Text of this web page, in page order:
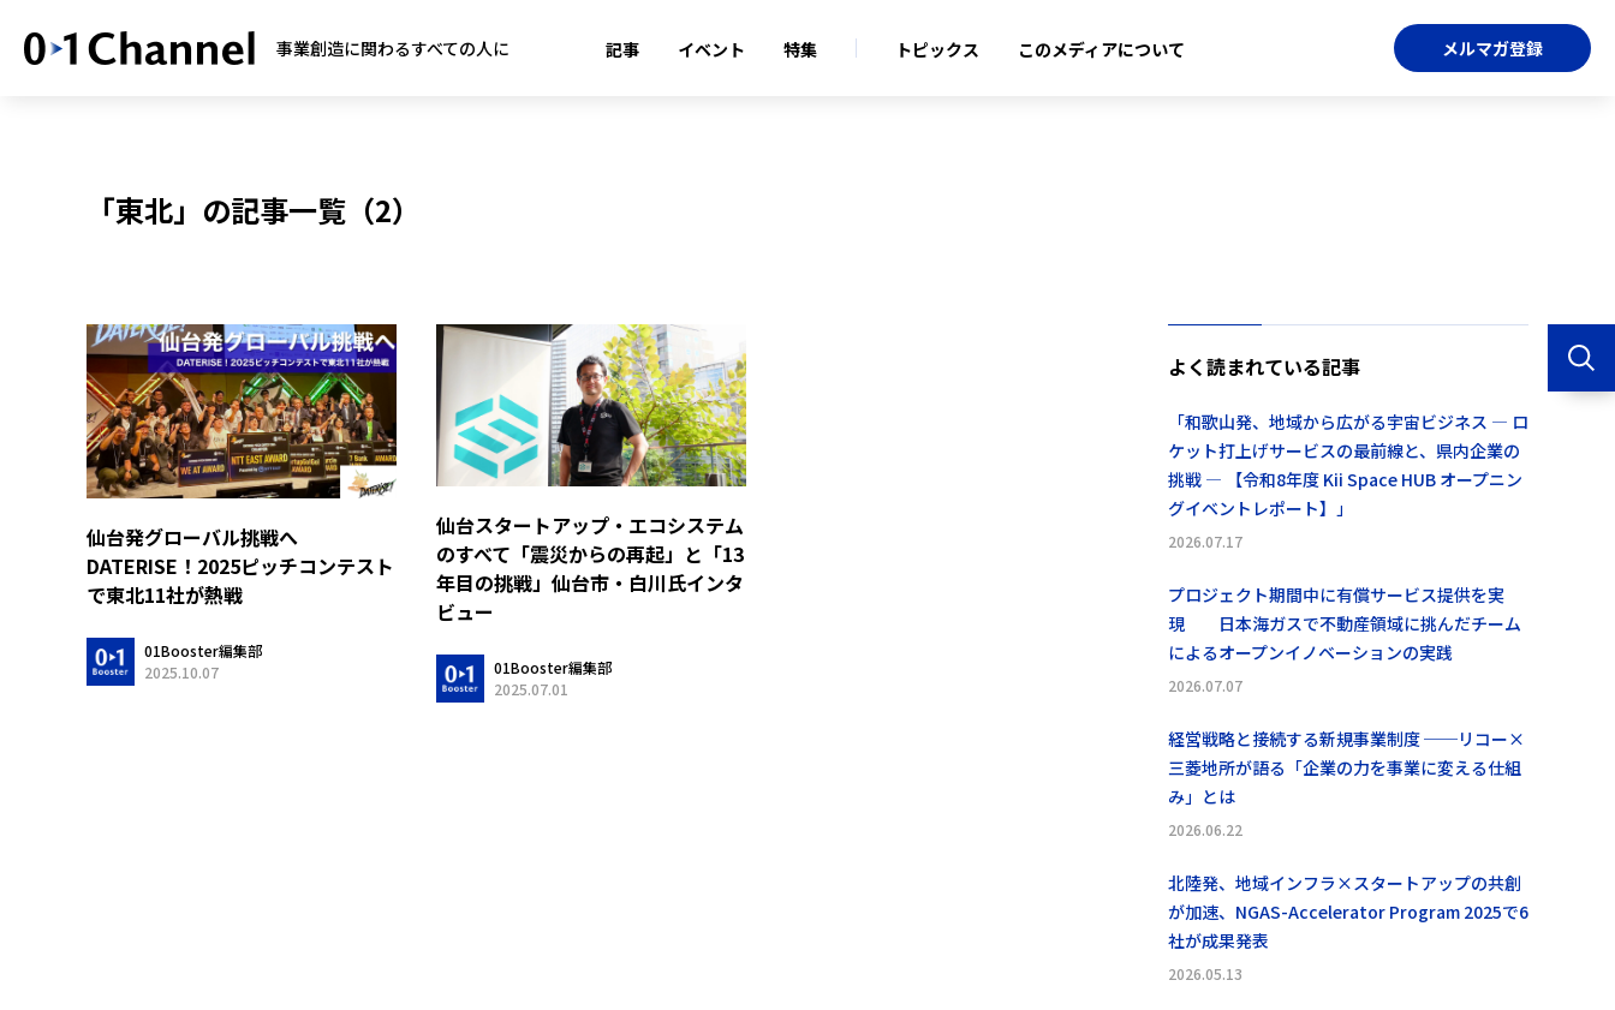
事業創造に関わるすべての人に 記事 イベント 特集 トピックス このメディアについて メルマガ登録
「東北」の記事一覧（2）
仙台発グローバル挑戦へ
DATERISE！2025ピッチコンテスト
で東北11社が熱戦
01Booster編集部
2025.10.07
仙台スタートアップ・エコシステム
のすべて「震災からの再起」と「13
年目の挑戦」仙台市・白川氏インタ
ビュー
01Booster編集部
2025.07.01
よく読まれている記事
「和歌山発、地域から広がる宇宙ビジネス ― ロ
ケット打上げサービスの最前線と、県内企業の
挑戦 ― 【令和8年度 Kii Space HUB オープニン
グイベントレポート】」
2026.07.17
プロジェクト期間中に有償サービス提供を実
現 日本海ガスで不動産領域に挑んだチーム
によるオープンイノベーションの実践
2026.07.07
経営戦略と接続する新規事業制度 ──リコー×
三菱地所が語る「企業の力を事業に変える仕組
み」とは
2026.06.22
北陸発、地域インフラ×スタートアップの共創
が加速、NGAS-Accelerator Program 2025で6
社が成果発表
2026.05.13